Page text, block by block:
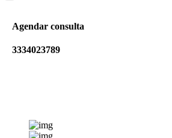
Agendar consulta
3334023789